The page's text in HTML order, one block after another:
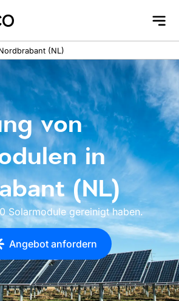
(NL)
von
in
(NL)
Solarmodule gereinigt haben.
Angebot anfordern